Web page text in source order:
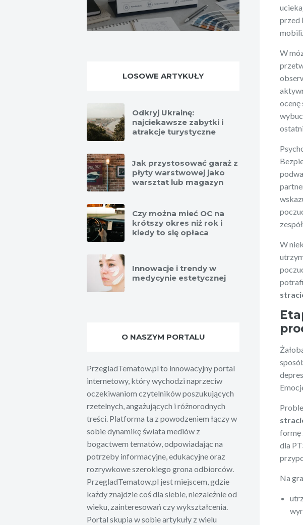
przed
W
ocenę
W
formę
dla
Na
LOSOWE ARTYKUŁY
Odkryj Ukrainę:
najciekawsze zabytki i
atrakcje turystyczne
Jak przystosować garaż z
płyty warstwowej jako
warsztat lub magazyn
Czy można mieć OC na
krótszy okres niż rok i
kiedy to się opłaca
Innowacje i trendy w
medycynie estetycznej
O NASZYM PORTALU
PrzegladTematow.pl to innowacyjny portal
internetowy, który wychodzi naprzeciw
oczekiwaniom czytelników poszukujących
rzetelnych, angażujących i różnorodnych
treści. Platforma ta z powodzeniem łączy w
sobie dynamikę świata mediów z
bogactwem tematów, odpowiadając na
potrzeby informacyjne, edukacyjne oraz
rozrywkowe szerokiego grona odbiorców.
PrzegladTematow.pl jest miejscem, gdzie
każdy znajdzie coś dla siebie, niezależnie od
wieku, zainteresowań czy wykształcenia.
Portal skupia w sobie artykuły z wielu